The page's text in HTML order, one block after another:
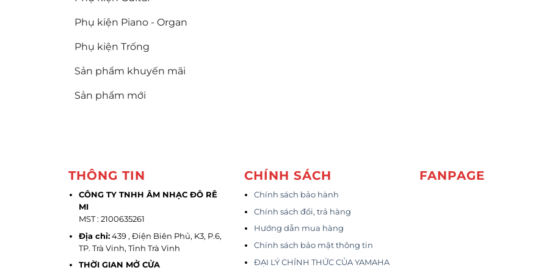
Phụ kiện Piano - Organ
Phụ kiện Trống
Sản phẩm khuyến mãi
Sản phẩm mới
THÔNG TIN
CÔNG TY TNHH ÂM NHẠC ĐÔ RÊ
MI
MST : 2100635261
Địa chỉ:439 , Điện Biên Phủ, K3, P.6,
TP. Trà Vinh, Tỉnh Trà Vinh
THỜI GIAN MỞ CỬA
CHÍNH SÁCH
Chính sách bảo hành
Chính sách đổi, trả hàng
Hướng dẫn mua hàng
Chính sách bảo mật thông tin
ĐẠI LÝ CHÍNH THỨC CỦA YAMAHA
FANPAGE